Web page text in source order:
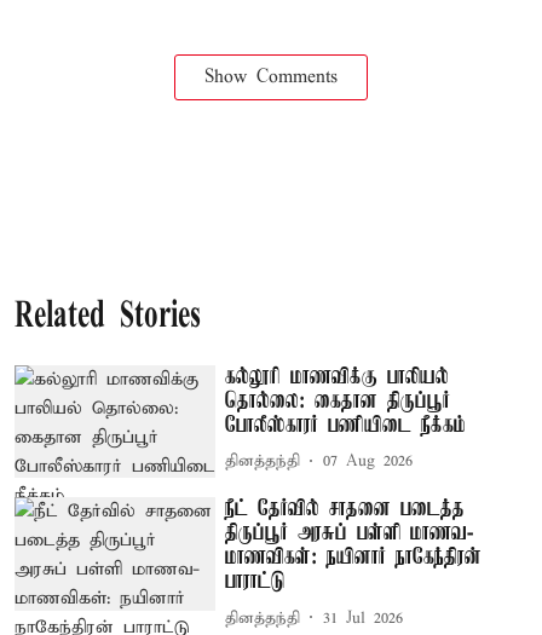
Show Comments
Related Stories
கல்லூரி மாணவிக்கு பாலியல்
தொல்லை: கைதான திருப்பூர்
போலீஸ்காரர் பணியிடை நீக்கம்
தினத்தந்தி 07 Aug 2026
நீட் தேர்வில் சாதனை படைத்த
திருப்பூர் அரசுப் பள்ளி மாணவ-
மாணவிகள்: நயினார் நாகேந்திரன்
பாராட்டு
தினத்தந்தி 31 Jul 2026